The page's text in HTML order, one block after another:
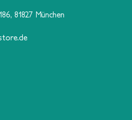
81827 München